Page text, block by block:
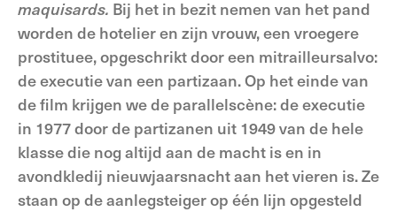
maquisards. Bij het in bezit nemen van het pand
worden de hotelier en zijn vrouw, een vroegere
prostituee, opgeschrikt door een mitrailleursalvo:
de executie van een partizaan. Op het einde van
de film krijgen we de parallelscène: de executie
in 1977 door de partizanen uit 1949 van de hele
klasse die nog altijd aan de macht is en in
avondkledij nieuwjaarsnacht aan het vieren is. Ze
staan op de aanlegsteiger op één lijn opgesteld